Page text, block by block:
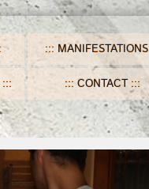
MANIFESTATIONS
CONTACT